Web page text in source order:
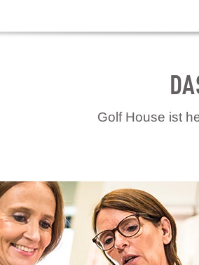
Golf House ist